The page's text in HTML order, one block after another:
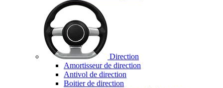
Direction
Amortisseur de direction
Antivol de direction
Boitier de direction